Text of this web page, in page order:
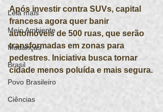
Leia mais
Meio Ambiente
Mudanças
Brasil
Povo Brasileiro
Ciências
Após investir contra SUVs, capital
francesa agora quer banir
automóveis de 500 ruas, que serão
transformadas em zonas para
pedestres. Iniciativa busca tornar
cidade menos poluída e mais segura.